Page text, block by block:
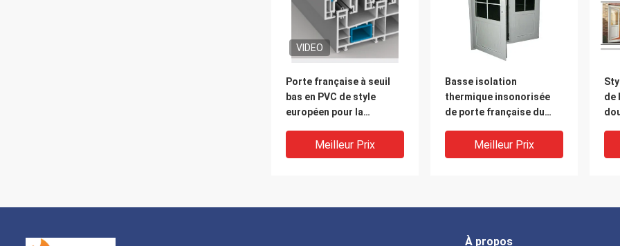
VIDEO
Porte française à seuil
bas en PVC de style
européen pour la
Meilleur Prix
Basse isolation
thermique insonorisée
de porte française du
construction
Meilleur Prix
de
À propos